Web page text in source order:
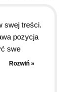
swej treści.
pozycja
swe
ilość
w
na nią
Rozwiń »